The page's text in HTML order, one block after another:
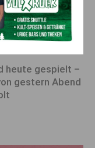
für Herwig
heute gespielt –
gestern Abend